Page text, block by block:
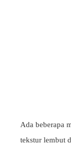
Ada beberapa
tekstur lembut